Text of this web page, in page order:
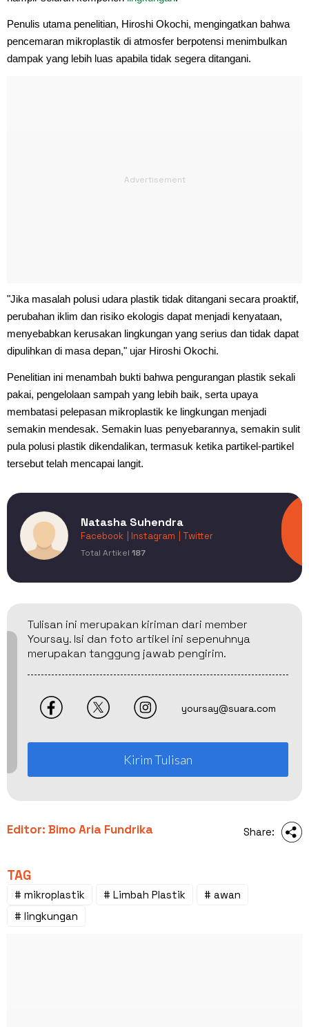
Penulis utama penelitian, Hiroshi Okochi, mengingatkan bahwa
pencemaran mikroplastik di atmosfer berpotensi menimbulkan
dampak yang lebih luas apabila tidak segera ditangani.
"Jika masalah polusi udara plastik tidak ditangani secara proaktif,
perubahan iklim dan risiko ekologis dapat menjadi kenyataan,
menyebabkan kerusakan lingkungan yang serius dan tidak dapat
dipulihkan di masa depan," ujar Hiroshi Okochi.
Penelitian ini menambah bukti bahwa pengurangan plastik sekali
pakai, pengelolaan sampah yang lebih baik, serta upaya
membatasi pelepasan mikroplastik ke lingkungan menjadi
semakin mendesak. Semakin luas penyebarannya, semakin sulit
pula polusi plastik dikendalikan, termasuk ketika partikel-partikel
tersebut telah mencapai langit.
Natasha Suhendra
Facebook | Instagram | Twitter
Total Artikel 187
Tulisan ini merupakan kiriman dari member
Yoursay. Isi dan foto artikel ini sepenuhnya
merupakan tanggung jawab pengirim.
yoursay@suara.com
Kirim Tulisan
Editor: Bimo Aria Fundrika Share:
TAG
# mikroplastik # Limbah Plastik
# awan
# lingkungan